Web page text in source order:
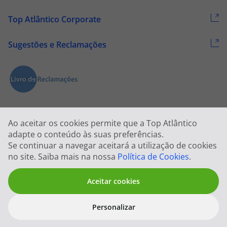
Ao aceitar os cookies permite que a Top Atlântico
adapte o conteúdo às suas preferências.
Se continuar a navegar aceitará a utilização de cookies
no site. Saiba mais na nossa Política de Cookies.
Aceitar cookies
Personalizar
Top Atlântico Corporate
Sugestões e Reclamações
2026 © Todos os direitos reservados:Top Atlântico, Viagens e Turismo